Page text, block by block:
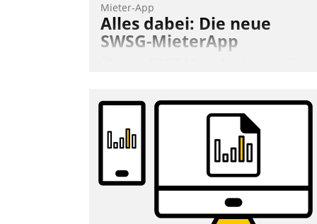
Mieter-App
Alles dabei: Die neue
SWSG-MieterApp
Wohnungsunternehmen kommunizieren,
auf dem Laufenden bleiben, Daten
einsehen und ändern oder
Schadensmeldungen abgeben – rund um
Andreas Lerchner